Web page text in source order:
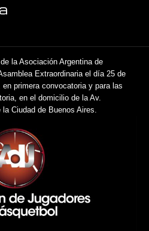
la Asociación Argentina de
Extraordinaria el día 25 de
primera convocatoria y para las
en el domicilio de la Av.
la Ciudad de Buenos Aires.